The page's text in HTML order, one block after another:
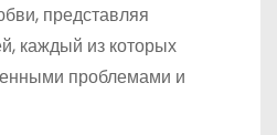
представляя
каждый из которых
проблемами и